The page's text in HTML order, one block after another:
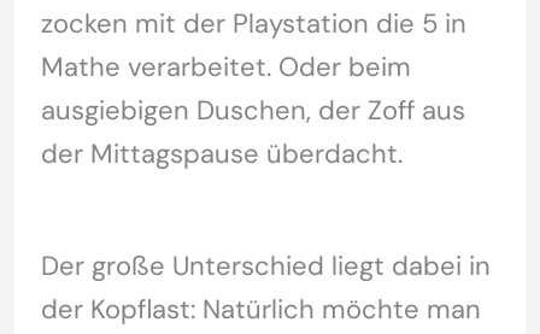
zocken mit der Playstation die 5 in
Mathe verarbeitet. Oder beim
ausgiebigen Duschen, der Zoff aus
der Mittagspause überdacht.
Der große Unterschied liegt dabei in
der Kopflast: Natürlich möchte man